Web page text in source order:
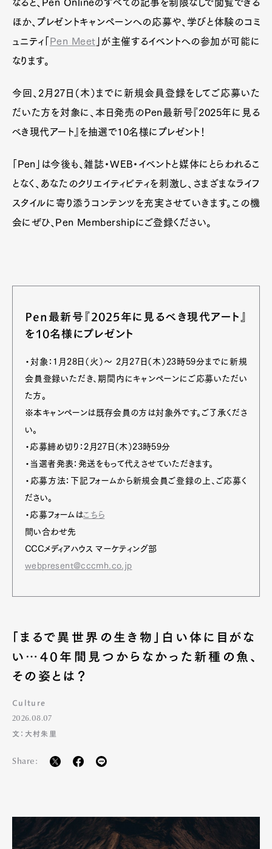
なると、Pen Onlineのすべての記事を制限なしで閲覧できる
ほか、プレゼントキャンペーンへの応募や、学びと体験のコミ
ュニティ「
Pen Meet 」が主催するイベントへの参加が可能に
なります。
今回、2月27日（木）までに新規会員登録をしてご応募いた
だいた方を対象に、本日発売のPen最新号『2025年に見る
べき現代アート』を抽選で10名様にプレゼント！
「Pen」は今後も、雑誌・WEB・イベントと媒体にとらわれるこ
となく、あなたのクリエイティビティを刺激し、さまざまなライフ
スタイルに寄り添うコンテンツを充実させていきます。この機
会にぜひ、Pen Membershipにご登録ください。
Pen最新号『2025年に見るべき現代アート』
を10名様にプレゼント
・対象：1月28日（火）～ 2月27日（木）23時59分までに新規
会員登録いただき、期間内にキャンペーンにご応募いただい
た方。
※本キャンペーンは既存会員の方は対象外です。ご了承くださ
い。
・応募締め切り：2月27日（木）23時59分
・当選者発表：発送をもって代えさせていただきます。
・応募方法：下記フォームから新規会員ご登録の上、ご応募く
ださい。
・応募フォームはこちら
問い合わせ先
CCCメディアハウス マーケティング部
webpresent@cccmh.co.jp
「まるで異世界の生き物」白い体に目がな
い…40年間見つからなかった新種の魚、
その姿とは？
Culture
2026.08.07
文：大村朱里
Share: